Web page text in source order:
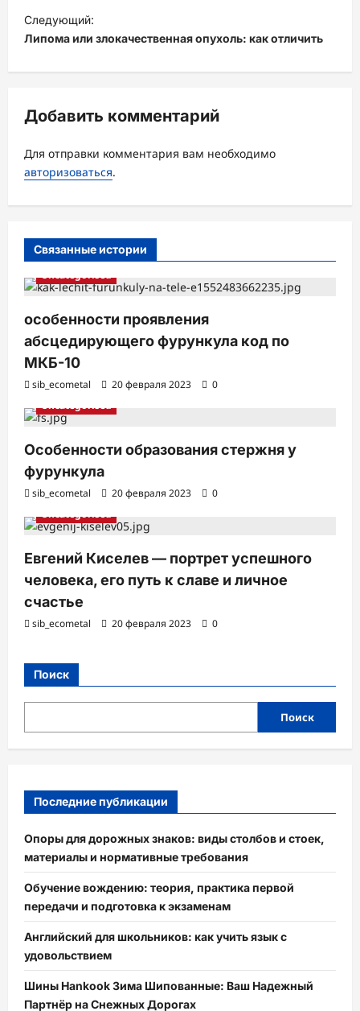
в
и
ц
я
з
а
п
и
с
Следующий:
Липома или злокачественная опухоль: как отличить
Добавить комментарий
Для отправки комментария вам необходимо
авторизоваться.
Связанные истории
Uncategorised
особенности проявления
абсцедирующего фурункула код по
МКБ-10
sib_ecometal 20 февраля 2023
0
Uncategorised
Особенности образования стержня у
фурункула
sib_ecometal 20 февраля 2023
0
Uncategorised
Евгений Киселев — портрет успешного
человека, его путь к славе и личное
счастье
sib_ecometal 20 февраля 2023 0
Поиск
Поиск
Последние публикации
Опоры для дорожных знаков: виды столбов и стоек,
материалы и нормативные требования
Обучение вождению: теория, практика первой
передачи и подготовка к экзаменам
Английский для школьников: как учить язык с
удовольствием
Шины Hankook Зима Шипованные: Ваш Надежный
Партнёр на Снежных Дорогах